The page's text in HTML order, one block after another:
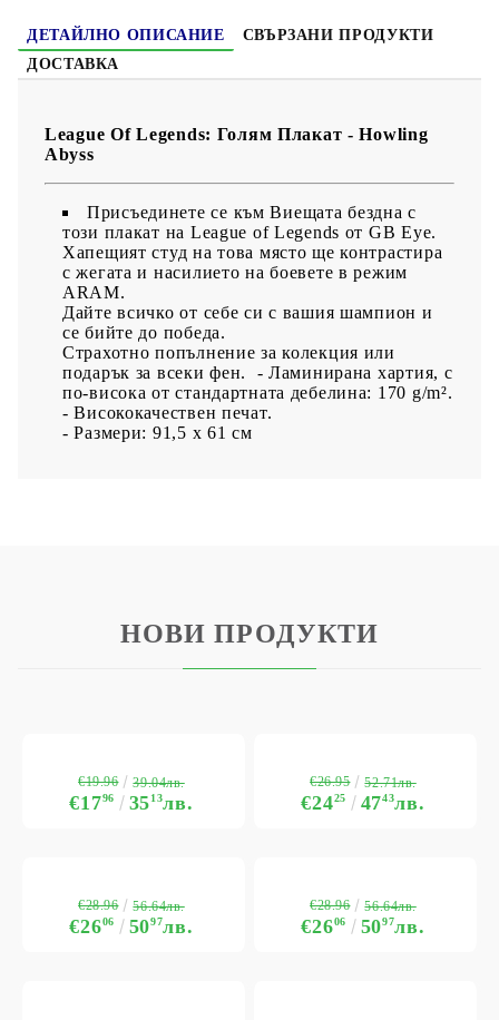
ДЕТАЙЛНО ОПИСАНИЕ
СВЪРЗАНИ ПРОДУКТИ
ДОСТАВКА
League Of Legends: Голям Плакат - Howling
Abyss
Присъединете се към Виещата бездна с
този плакат на League of Legends от GB Eye.
Хапещият студ на това място ще контрастира
с жегата и насилието на боевете в режим
ARAM.
Дайте всичко от себе си с вашия шампион и
се бийте до победа.
Страхотно попълнение за колекция или
подарък за всеки фен.
- Ламинирана хартия, с
по-висока от стандартната дебелина: 170 g/m².
- Висококачествен печат.
- Размери: 91,5 х 61 см
НОВИ ПРОДУКТИ
€1796 3513лв.
€19.96 39.04лв.
€2425 4743лв.
€26.95 52.71лв.
€2606 5097лв.
€28.96 56.64лв.
€2606 5097лв.
€28.96 56.64лв.